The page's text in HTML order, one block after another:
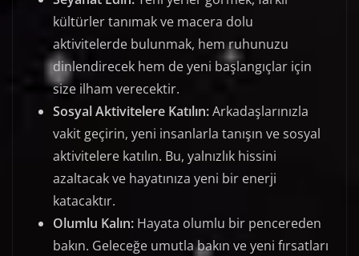
kültürler tanımak ve macera dolu
aktivitelerde bulunmak, hem ruhunuzu
dinlendirecek hem de yeni başlangıçlar için
size ilham verecektir.
Sosyal Aktivitelere Katılın:Arkadaşlarınızla
vakit geçirin, yeni insanlarla tanışın ve sosyal
aktivitelere katılın. Bu, yalnızlık hissini
azaltacak ve hayatınıza yeni bir enerji
katacaktır.
Olumlu Kalın: Hayata olumlu bir pencereden
bakın. Geleceğe umutla bakın ve yeni fırsatları